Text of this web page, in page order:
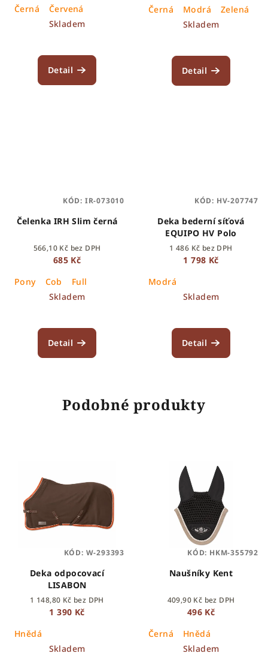
Černá
Červená
Skladem
Detail
Černá Modrá Zelená
Skladem
Detail
Čelenka IRH Slim černá
566,10 Kč bez DPH
685 Kč
Pony
Cob
Full
Skladem
Detail
KÓD: IR-073010
Deka bederní síťová
EQUIPO HV Polo
1 486 Kč bez DPH
1 798 Kč
Modrá
Skladem
Detail
KÓD: HV-207747
Podobné produkty
Deka odpocovací
LISABON
1 148,80 Kč bez DPH
1 390 Kč
Hnědá
Skladem
KÓD: W-293393
Naušníky Kent
409,90 Kč bez DPH
496 Kč
Černá
Hnědá
Skladem
KÓD: HKM-355792